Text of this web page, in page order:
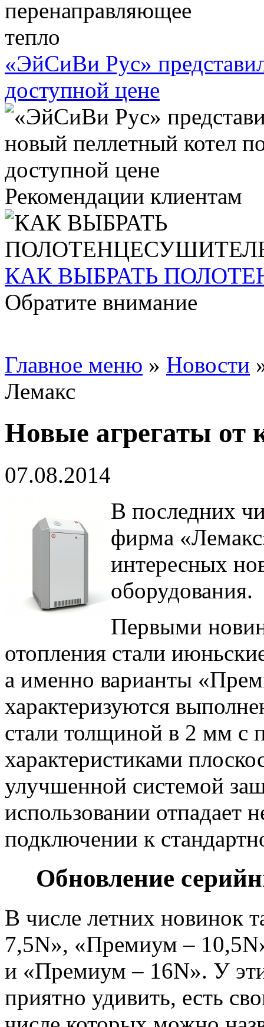
«ЭйСиВи Рус»
доступной цене
Рекомендации клиентам
КАК ВЫБРАТЬ
Обратите внимание
Главное меню » Новости
Лемакс
Новые агрегаты от
07.08.2014
В последних
фирма
интересных
оборудования.
Первыми
отопления стали
а именно варианты
характеризуются
стали толщиной в 2 мм
характеристиками
улучшенной системой
использовании отпадает
подключении к
Обновление
В числе летних новинок
7,5N», «Премиум –
и «Премиум – 16N». У
приятно удивить, есть